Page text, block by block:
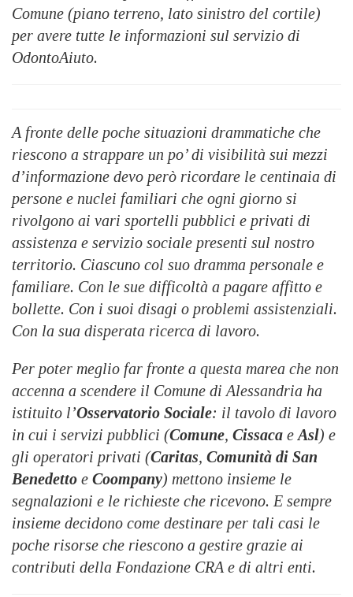
Comune (piano terreno, lato sinistro del cortile)
per avere tutte le informazioni sul servizio di
OdontoAiuto.
A fronte delle poche situazioni drammatiche che
riescono a strappare un po’ di visibilità sui mezzi
d’informazione devo però ricordare le centinaia di
persone e nuclei familiari che ogni giorno si
rivolgono ai vari sportelli pubblici e privati di
assistenza e servizio sociale presenti sul nostro
territorio. Ciascuno col suo dramma personale e
familiare. Con le sue difficoltà a pagare affitto e
bollette. Con i suoi disagi o problemi assistenziali.
Con la sua disperata ricerca di lavoro.
Per poter meglio far fronte a questa marea che non
accenna a scendere il Comune di Alessandria ha
istituito l’Osservatorio Sociale: il tavolo di lavoro
in cui i servizi pubblici (Comune, Cissaca e Asl) e
gli operatori privati (Caritas, Comunità di San
Benedetto e Coompany) mettono insieme le
segnalazioni e le richieste che ricevono. E sempre
insieme decidono come destinare per tali casi le
poche risorse che riescono a gestire grazie ai
contributi della Fondazione CRA e di altri enti.